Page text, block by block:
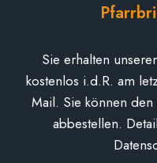
Sie erhalten
kostenlos i.d.R. am
Mail. Sie können
abbestellen.